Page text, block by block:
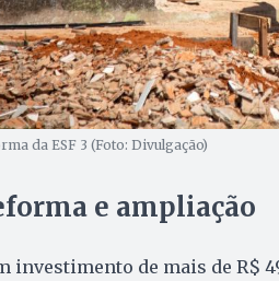
da ESF 3 (Foto: Divulgação)
e ampliação
investimento de mais de R$